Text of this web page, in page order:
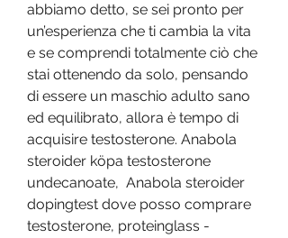
abbiamo detto, se sei pronto per
un’esperienza che ti cambia la vita
e se comprendi totalmente ciò che
stai ottenendo da solo, pensando
di essere un maschio adulto sano
ed equilibrato, allora è tempo di
acquisire testosterone. Anabola
steroider köpa testosterone
undecanoate,  Anabola steroider
dopingtest dove posso comprare
testosterone, proteinglass -